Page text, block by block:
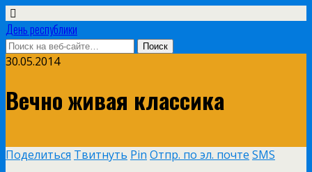
День республики
30.05.2014
Вечно живая классика
Поделиться Твитнуть Pin Отпр. по эл. почте SMS